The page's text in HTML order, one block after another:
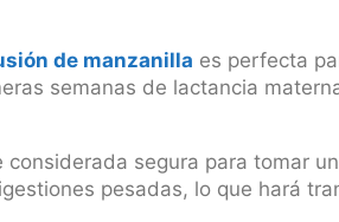
de manzanilla es perfecta
semanas de lactancia
segura para tomar
pesadas, lo que hará